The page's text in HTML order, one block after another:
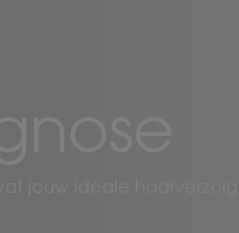
jouw ideale